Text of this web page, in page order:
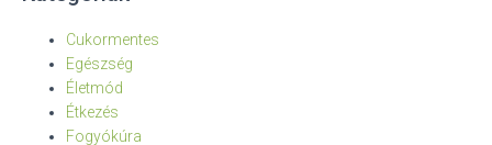
Cukormentes
Egészség
Életmód
Étkezés
Fogyókúra